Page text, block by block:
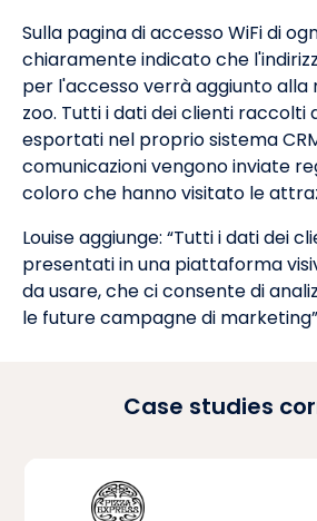
Sulla pagina di accesso WiFi di
chiaramente indicato che
per l'accesso verrà aggiunto alla
zoo. Tutti i dati dei clienti raccolti
esportati nel proprio sistema
comunicazioni vengono inviate
coloro che hanno visitato le
Louise aggiunge: “Tutti i dati dei
presentati in una piattaforma
da usare, che ci consente di
le future campagne di
Case studies